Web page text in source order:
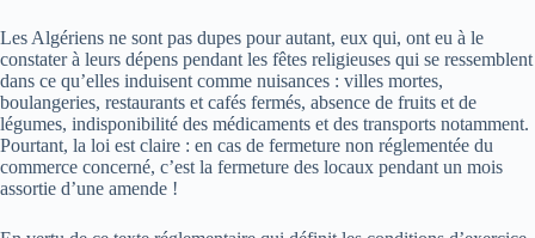
Les Algériens ne sont pas dupes pour autant, eux qui, ont eu à le
constater à leurs dépens pendant les fêtes religieuses qui se ressemblent
dans ce qu’elles induisent comme nuisances : villes mortes,
boulangeries, restaurants et cafés fermés, absence de fruits et de
légumes, indisponibilité des médicaments et des transports notamment.
Pourtant, la loi est claire : en cas de fermeture non réglementée du
commerce concerné, c’est la fermeture des locaux pendant un mois
assortie d’une amende !